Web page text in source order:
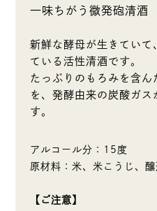
一味ちがう微発砲清酒
新鮮な酵母が生きていて
ている活性清酒です。
たっぷりのもろみを含
を、発酵由来の炭酸ガス
す。
アルコール分：15度
原材料：米、米こうじ、
【ご注意】